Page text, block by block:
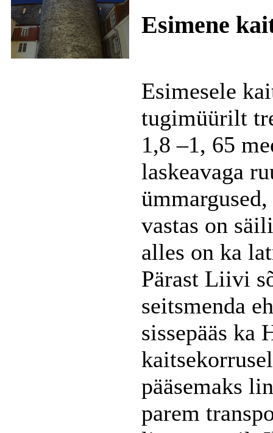
Esimene
Esimesele
tugimüürilt
1,8 –1, 65
laskeavaga
vastas on
alles on ka
Pärast Liivi
seitsmenda
sissepääs ka
pääsemaks
parem